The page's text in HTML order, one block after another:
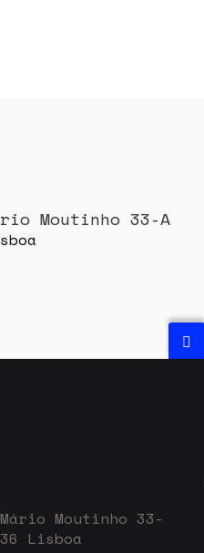
Moutinho 33-A
Moutinho 33-
Lisboa